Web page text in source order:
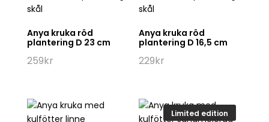
Anya kruka röd
plantering D 23 cm
259kr
Anya kruka röd
plantering D 16,5 cm
229kr
Limited edition